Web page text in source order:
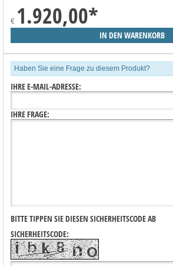
€ 1.920,00*
Haben Sie eine Frage zu diesem Produkt?
IHRE E-MAIL-ADRESSE:
IHRE FRAGE:
BITTE TIPPEN SIE DIESEN SICHERHEITSCODE AB
SICHERHEITSCODE: